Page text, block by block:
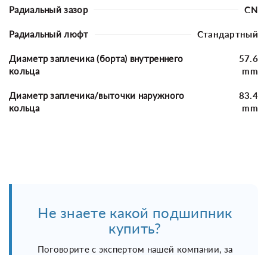
Радиальный зазор CN
Радиальный люфт Стандартный
Диаметр заплечика (борта) внутреннего
кольца
57.6
mm
Диаметр заплечика/выточки наружного
кольца
83.4
mm
Не знаете какой подшипник
купить?
Поговорите с экспертом нашей компании, за